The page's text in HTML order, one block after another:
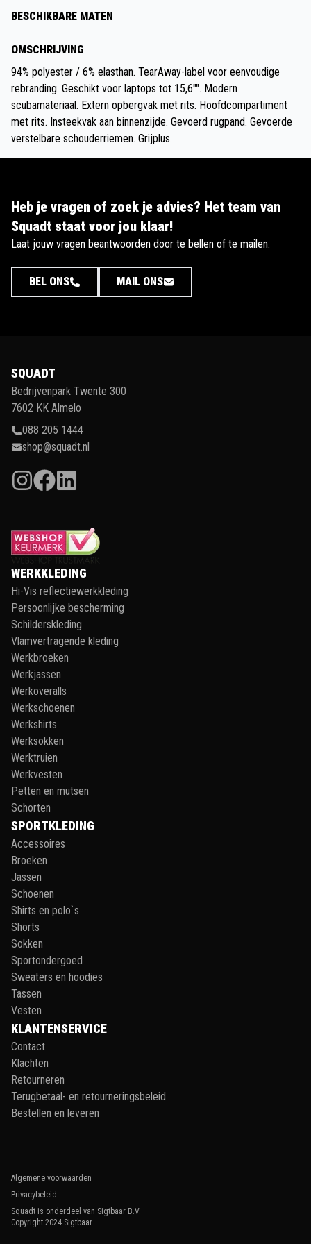
BESCHIKBARE MATEN
OMSCHRIJVING
94% polyester / 6% elasthan. TearAway-label voor eenvoudige
rebranding. Geschikt voor laptops tot 15,6"". Modern
scubamateriaal. Extern opbergvak met rits. Hoofdcompartiment
met rits. Insteekvak aan binnenzijde. Gevoerd rugpand. Gevoerde
verstelbare schouderriemen. Grijplus.
Heb je vragen of zoek je advies? Het team van
Squadt staat voor jou klaar!
Laat jouw vragen beantwoorden door te bellen of te mailen.
BEL ONS MAIL ONS
SQUADT
Bedrijvenpark Twente 300
7602 KK Almelo
088 205 1444
shop@squadt.nl
WERKKLEDING
Hi-Vis reflectiewerkkleding
Persoonlijke bescherming
Schilderskleding
Vlamvertragende kleding
Werkbroeken
Werkjassen
Werkoveralls
Werkschoenen
Werkshirts
Werksokken
Werktruien
Werkvesten
Petten en mutsen
Schorten
SPORTKLEDING
Accessoires
Broeken
Jassen
Schoenen
Shirts en polo`s
Shorts
Sokken
Sportondergoed
Sweaters en hoodies
Tassen
Vesten
KLANTENSERVICE
Contact
Klachten
Retourneren
Terugbetaal- en retourneringsbeleid
Bestellen en leveren
Algemene voorwaarden
Privacybeleid
Squadt is onderdeel van Sigtbaar B.V.
Copyright 2024 Sigtbaar